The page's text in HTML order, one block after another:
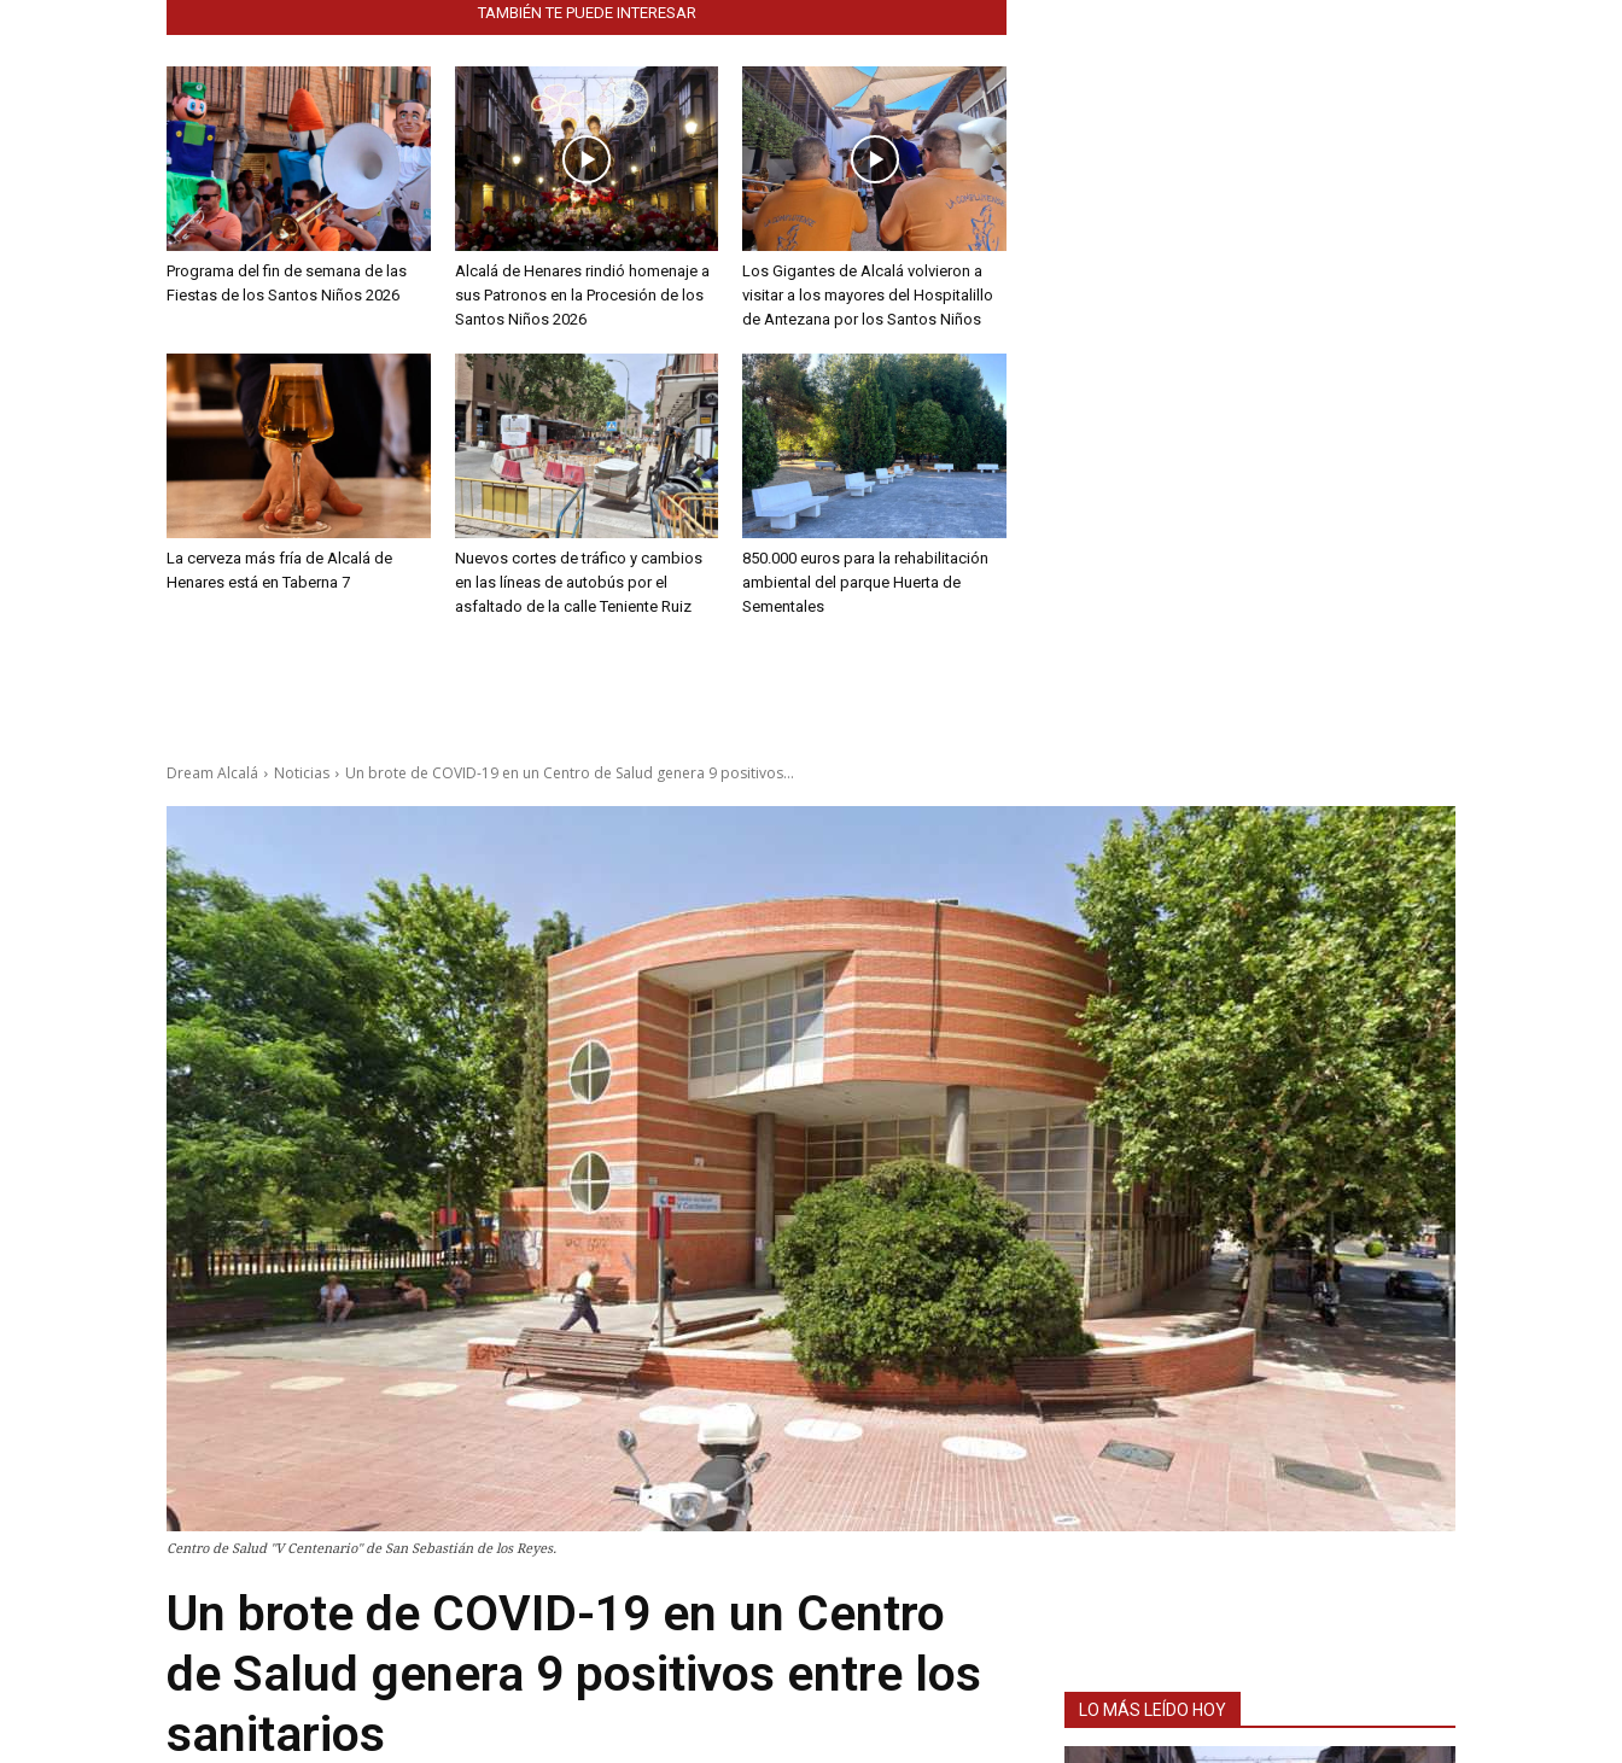
TAMBIÉN TE PUEDE INTERESAR
Programa del fin de semana de las
Fiestas de los Santos Niños 2026
Alcalá de Henares rindió homenaje a
sus Patronos en la Procesión de los
Santos Niños 2026
Los Gigantes de Alcalá volvieron a
visitar a los mayores del Hospitalillo
de Antezana por los Santos Niños
La cerveza más fría de Alcalá de
Henares está en Taberna 7
Nuevos cortes de tráfico y cambios
en las líneas de autobús por el
asfaltado de la calle Teniente Ruiz
850.000 euros para la rehabilitación
ambiental del parque Huerta de
Sementales